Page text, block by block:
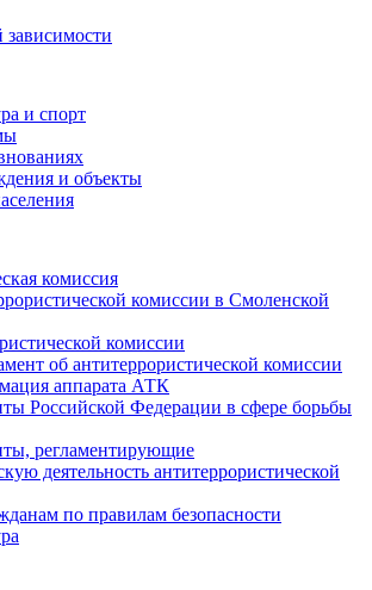
зависимости
и спорт
и объекты
комиссия
комиссии в Смоленской
комиссии
об антитеррористической комиссии
аппарата АТК
Российской Федерации в сфере борьбы
регламентирующие
деятельность антитеррористической
по правилам безопасности